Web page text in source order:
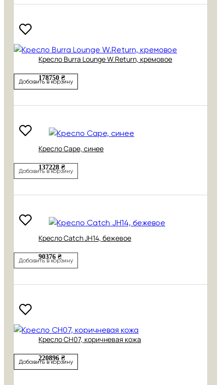
Кресло Burra Lounge W.Return, кремовое
178750 ₴
Добавить в корзину
Кресло Cape, синее
137228 ₴
Добавить в корзину
Кресло Catch JH14, бежевое
90376 ₴
Добавить в корзину
Кресло CH07, коричневая кожа
220896 ₴
Добавить в корзину